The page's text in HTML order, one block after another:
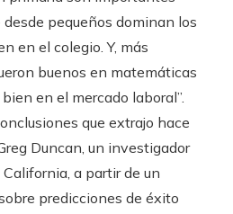
pequeños dominan los
en el colegio. Y, más
buenos en matemáticas
en el mercado laboral”.
que extrajo hace
Duncan, un investigador
a partir de un
predicciones de éxito